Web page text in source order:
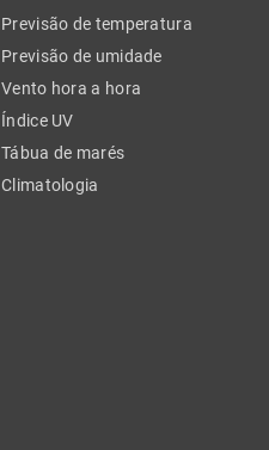
Previsão de temperatura
Previsão de umidade
Vento hora a hora
Índice UV
Tábua de marés
Climatologia